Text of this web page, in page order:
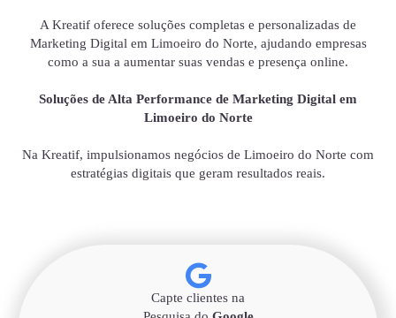
A Kreatif oferece soluções completas e personalizadas de
Marketing Digital em Limoeiro do Norte, ajudando empresas
como a sua a aumentar suas vendas e presença online.
Soluções de Alta Performance de Marketing Digital em
Limoeiro do Norte
Na Kreatif, impulsionamos negócios de Limoeiro do Norte com
estratégias digitais que geram resultados reais.
Capte clientes na